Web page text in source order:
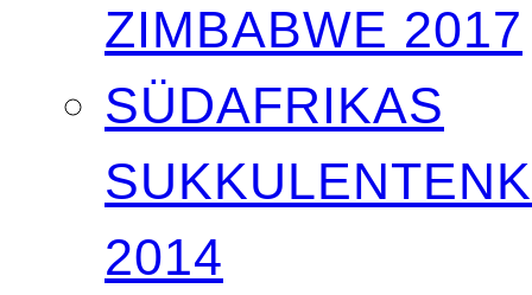
ZIMBABWE 2017
SÜDAFRIKAS
2014